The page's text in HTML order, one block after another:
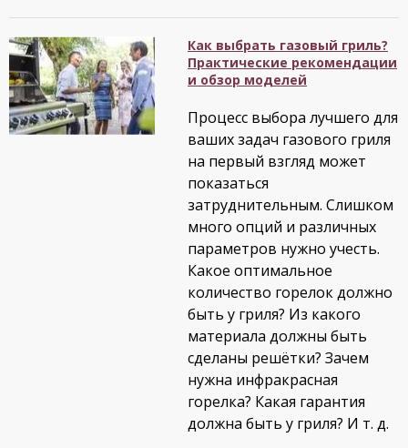
Как выбрать газовый гриль?
Практические рекомендации
и обзор моделей
Процесс выбора лучшего для
ваших задач газового гриля
на первый взгляд может
показаться
затруднительным. Слишком
много опций и различных
параметров нужно учесть.
Какое оптимальное
количество горелок должно
быть у гриля? Из какого
материала должны быть
сделаны решётки? Зачем
нужна инфракрасная
горелка? Какая гарантия
должна быть у гриля? И т. д.